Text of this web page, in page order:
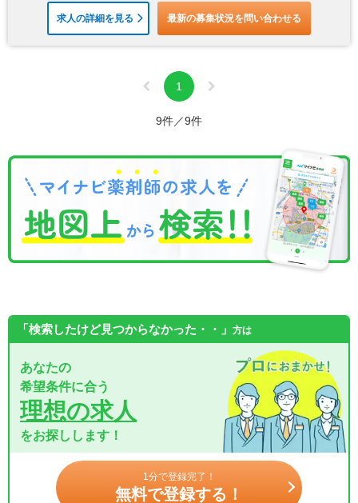
求人の詳細を見る 最新の募集状況を問い合わせる
1
9件／9件
「検索したけど見つからなかった・・」 方は
あなたの
希望条件に合う
理想の求人
をお探しします！
1分で登録完了！
無料で登録する！